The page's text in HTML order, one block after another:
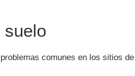
suelo
comunes en los sitios